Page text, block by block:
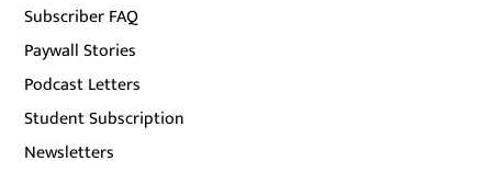
Subscriber FAQ
Paywall Stories
Podcast Letters
Student Subscription
Newsletters